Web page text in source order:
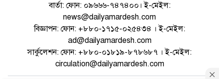
বার্তা: ফোন: ০৯৬৬৬-৭৪৭৪০০। ই-মেইল:
news@dailyamardesh.com
বিজ্ঞাপন: ফোন: +৮৮০-১৭১৫-০২৫৪৩৪ । ই-মেইল:
ad@dailyamardesh.com
সার্কুলেশন: ফোন: +৮৮০-০১৮১৯-৮৭৮৬৮৭ । ই-মেইল:
circulation@dailyamardesh.com